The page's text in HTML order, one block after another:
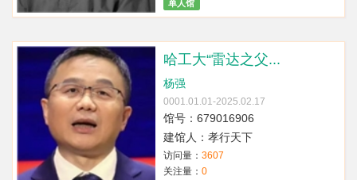
单人馆
哈工大“雷达之父...
杨强
0001.01.01-2025.02.17
馆号：679016906
建馆人：孝行天下
访问量： 3607
关注量： 0